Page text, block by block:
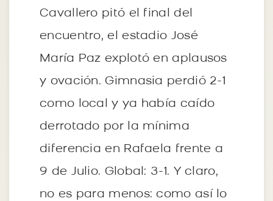
Cavallero pitó el final del
encuentro, el estadio José
María Paz explotó en aplausos
y ovación. Gimnasia perdió 2-1
como local y ya había caído
derrotado por la mínima
diferencia en Rafaela frente a
9 de Julio. Global: 3-1. Y claro,
no es para menos: como así lo